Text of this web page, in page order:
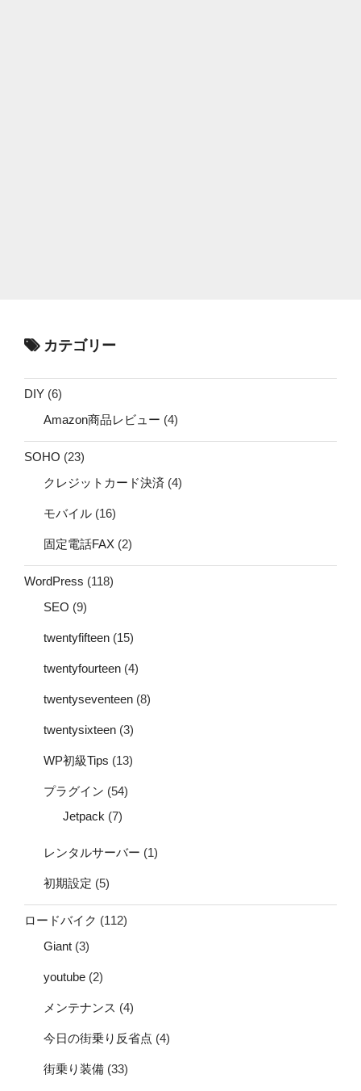
カテゴリー
DIY (6)
Amazon商品レビュー (4)
SOHO (23)
クレジットカード決済 (4)
モバイル (16)
固定電話FAX (2)
WordPress (118)
SEO (9)
twentyfifteen (15)
twentyfourteen (4)
twentyseventeen (8)
twentysixteen (3)
WP初級Tips (13)
プラグイン (54)
Jetpack (7)
レンタルサーバー (1)
初期設定 (5)
ロードバイク (112)
Giant (3)
youtube (2)
メンテナンス (4)
今日の街乗り反省点 (4)
街乗り装備 (33)